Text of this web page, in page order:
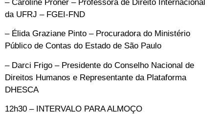
– Caroline Proner – Professora de Direito Internacional
da UFRJ – FGEI-FND
– Élida Graziane Pinto – Procuradora do Ministério
Público de Contas do Estado de São Paulo
– Darci Frigo – Presidente do Conselho Nacional de
Direitos Humanos e Representante da Plataforma
DHESCA
12h30 – INTERVALO PARA ALMOÇO